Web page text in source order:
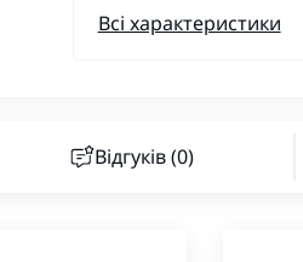
Всі характеристики
Відгуків (0)